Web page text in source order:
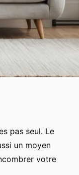
pas seul. Le
un moyen
votre